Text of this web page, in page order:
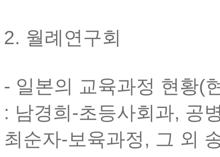
2. 월례연구회
- 일본의 교육과정 현황(
: 남경희-초등사회과, 공
최순자-보육과정, 그 외